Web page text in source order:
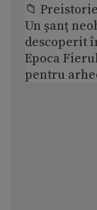
📁
Un șanț
descoperit
Epoca
pentru